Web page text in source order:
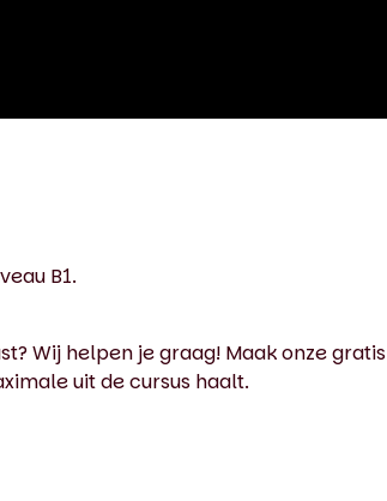
B1.
Wij helpen je graag! Maak onze gratis
uit de cursus haalt.